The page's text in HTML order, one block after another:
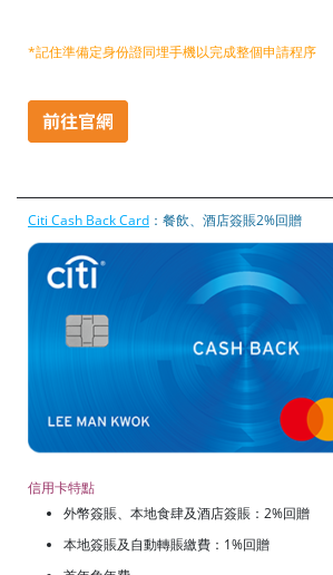
*記住準備定身份證同埋手機以完成整個申請程序
Citi Cash Back Card ：餐飲、酒店簽賬2%回贈
信用卡特點
外幣簽賬、本地食肆及酒店簽賬：2%回贈
本地簽賬及自動轉賬繳費：1%回贈